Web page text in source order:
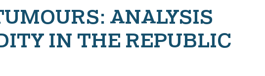
ANALYSIS
IN THE REPUBLIC